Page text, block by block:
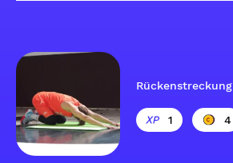
Rückenstreckung
1 4